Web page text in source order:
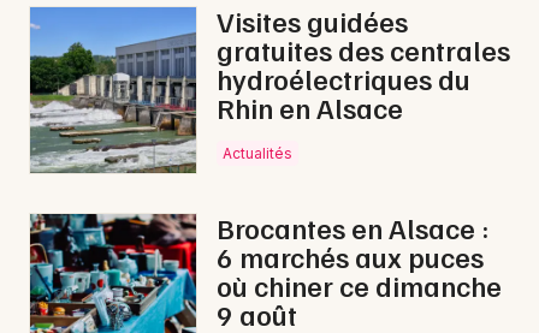
Visites guidées
gratuites des centrales
hydroélectriques du
Rhin en Alsace
Actualités
Brocantes en Alsace :
6 marchés aux puces
où chiner ce dimanche
9 août